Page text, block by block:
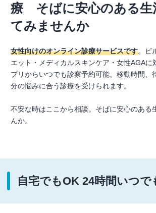
療 そばに安心のある生
てみませんか
女性向けのオンライン診療サービスです。ピ
エット・メディカルスキンケア・女性AGAに
プリからいつでも診察予約可能。移動時間、
分の悩みに合う診療を受けられます。
不安な時はここから相談。そばに安心のある
んか。
自宅でもOK 24時間いつで